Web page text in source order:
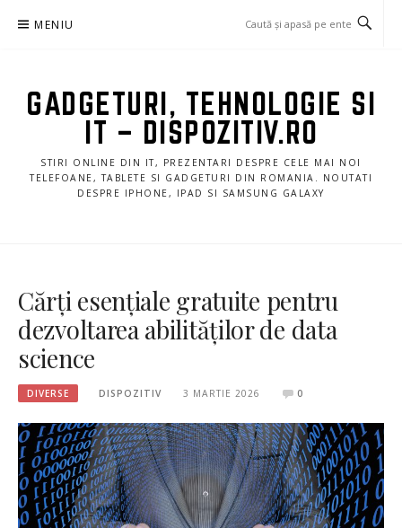
MENIU
GADGETURI, TEHNOLOGIE SI
IT – DISPOZITIV.RO
STIRI ONLINE DIN IT, PREZENTARI DESPRE CELE MAI NOI
TELEFOANE, TABLETE SI GADGETURI DIN ROMANIA. NOUTATI
DESPRE IPHONE, IPAD SI SAMSUNG GALAXY
Cărți esențiale gratuite pentru
dezvoltarea abilităților de data
science
DIVERSE DISPOZITIV 3 MARTIE 2026 0